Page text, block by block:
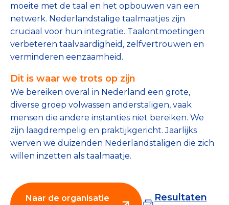
CBF-publicaties
State of the Sector
Het Nederlandse Donateurspanel
Contact & Signalen
Check keurmerk goede doelen
moeite met de taal en het opbouwen van een
netwerk. Nederlandstalige taalmaatjes zijn
cruciaal voor hun integratie. Taalontmoetingen
verbeteren taalvaardigheid, zelfvertrouwen en
verminderen eenzaamheid.
Dit is waar we trots op zijn
We bereiken overal in Nederland een grote,
diverse groep volwassen anderstaligen, vaak
mensen die andere instanties niet bereiken. We
zijn laagdrempelig en praktijkgericht. Jaarlijks
werven we duizenden Nederlandstaligen die zich
willen inzetten als taalmaatje.
Naar de organisatie
Resultaten